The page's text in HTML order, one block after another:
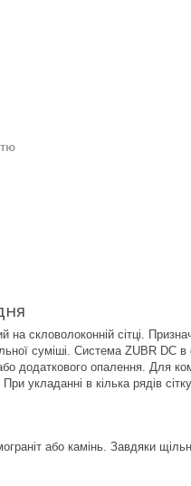
на скловолоконній сітці.
суміші. Система ZUBR DC
додаткового опалення. Для
укладанні в кілька рядів
або камінь. Завдяки